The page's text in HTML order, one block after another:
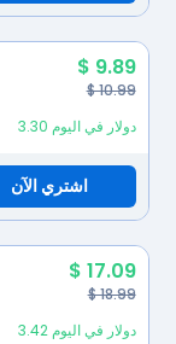
$ 9.89
$ 10.99
3.30 دولار في اليوم
اشتري الآن
$ 17.09
$ 18.99
3.42 دولار في اليوم